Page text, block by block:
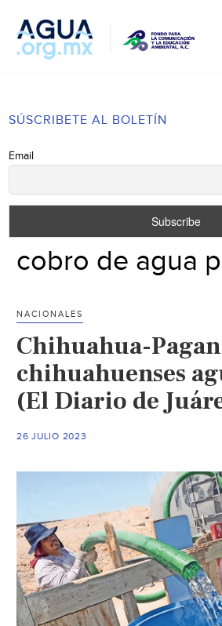
SÚSCRIBETE AL BOLETÍN
Email
cobro de agua
NACIONALES
Chihuahua-Pagan
chihuahuenses
(El Diario de
26 JULIO 2023